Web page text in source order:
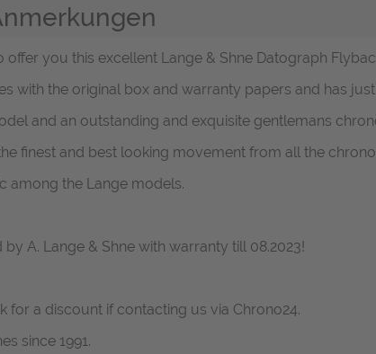
you this excellent Lange & Shne Datograph
with the original box and warranty papers and has
and an outstanding and exquisite gentlemans
finest and best looking movement from all the
among the Lange models.
by A. Lange & Shne with warranty till 08.2023!
for a discount if contacting us via Chrono24.
since 1991.